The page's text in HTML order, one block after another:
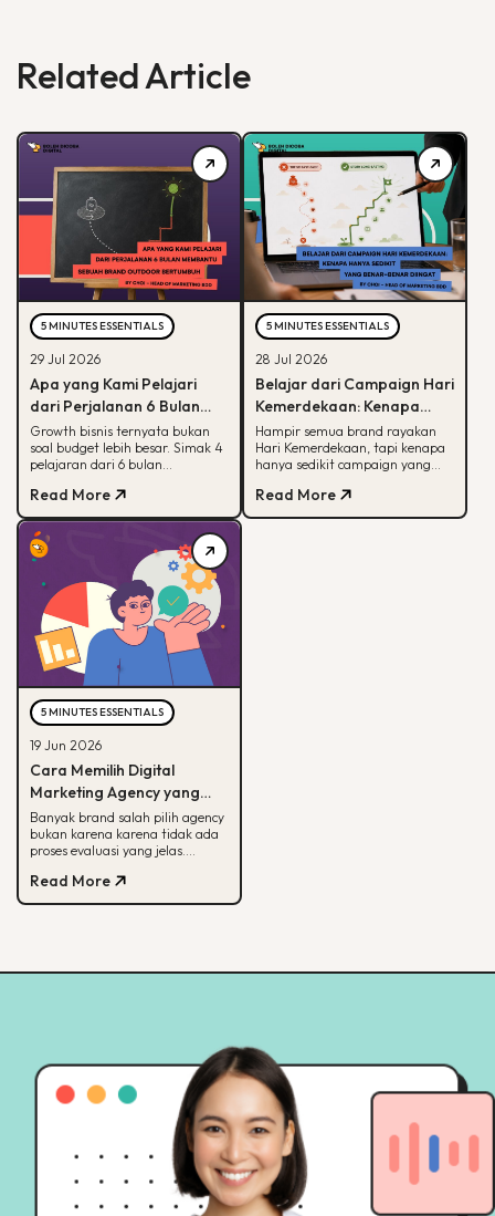
Related Article
5 MINUTES ESSENTIALS
29 Jul 2026
Apa yang Kami Pelajari
dari Perjalanan 6 Bulan
Membantu Sebuah Brand
Outdoor Bertumbuh
Growth bisnis ternyata bukan
soal budget lebih besar. Simak 4
pelajaran dari 6 bulan
memahami peran tiap channel
marketing
Read More
5 MINUTES ESSENTIALS
28 Jul 2026
Belajar dari Campaign Hari
Kemerdekaan: Kenapa
Hanya Sedikit yang Benar-
Benar Diingat?
Hampir semua brand rayakan
Hari Kemerdekaan, tapi kenapa
hanya sedikit campaign yang
untuk bikin campaign yang
bermakna.
Read More
5 MINUTES ESSENTIALS
19 Jun 2026
Cara Memilih Digital
Marketing Agency yang
Tepat untuk Bisnis Kamu
Banyak brand salah pilih agency
bukan karena karena tidak ada
proses evaluasi yang jelas.
menilai agency dari spesialisasi,
track record, hingga
Read More